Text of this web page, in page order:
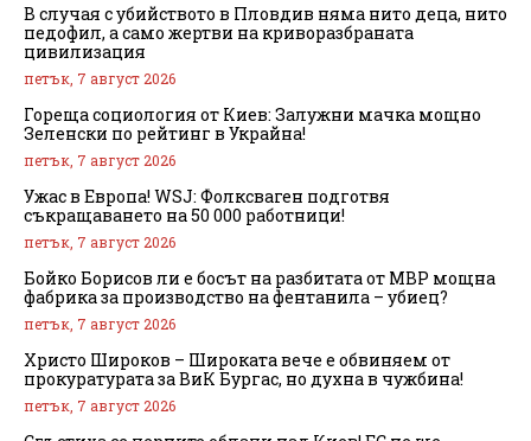
В случая с убийството в Пловдив няма нито деца, нито
педофил, а само жертви на криворазбраната
цивилизация
петък, 7 август 2026
Гореща социология от Киев: Залужни мачка мощно
Зеленски по рейтинг в Украйна!
петък, 7 август 2026
Ужас в Европа! WSJ: Фолксваген подготвя
съкращаването на 50 000 работници!
петък, 7 август 2026
Бойко Борисов ли е босът на разбитата от МВР мощна
фабрика за производство на фентанила – убиец?
петък, 7 август 2026
Христо Широков – Широката вече е обвиняем от
прокуратурата за ВиК Бургас, но духна в чужбина!
петък, 7 август 2026